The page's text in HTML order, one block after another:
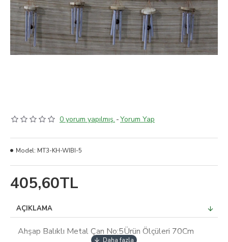
0 yorum yapılmış. -Yorum Yap
405,60TL
Model: MT3-KH-WIBI-5
AÇIKLAMA
Ahşap Balıklı Metal Çan No:5Ürün Ölçüleri 70Cm